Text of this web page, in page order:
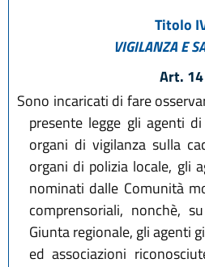
Titolo
VIGILANZA E
Art. 14
Sono incaricati di fare
presente legge gli agenti
organi di vigilanza sulla
organi di polizia locale, gli
nominati dalle Comunità
comprensoriali, nonchè,
Giunta regionale, gli agenti
ed associazioni